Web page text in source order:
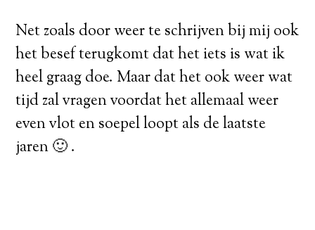
Net zoals door weer te schrijven bij mij ook
het besef terugkomt dat het iets is wat ik
heel graag doe. Maar dat het ook weer wat
tijd zal vragen voordat het allemaal weer
even vlot en soepel loopt als de laatste
jaren 🙂 .